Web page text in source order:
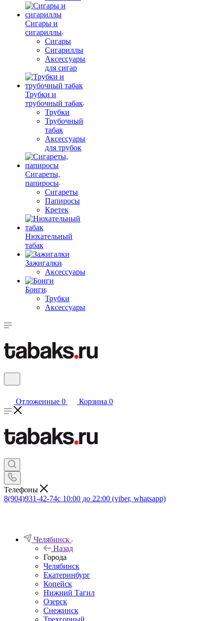
Сигары и
сигариллы
Сигары
Сигариллы
Аксессуары
для сигар
Трубки и
трубочный табак
Трубки
Трубочный
табак
Аксессуары
для трубок
Сигареты,
папиросы
Сигареты
Папиросы
Кретек
Нюхательный
табак
Зажигалки
Аксессуары
Бонги
Трубки
Аксессуары
Отложенные 0 Корзина 0
Телефоны
8(904)931-42-74с 10:00 до 22:00 (viber, whatsapp)
Челябинск
Назад
Города
Челябинск
Екатеринбург
Копейск
Нижний Тагил
Озерск
Снежинск
Трехгорный